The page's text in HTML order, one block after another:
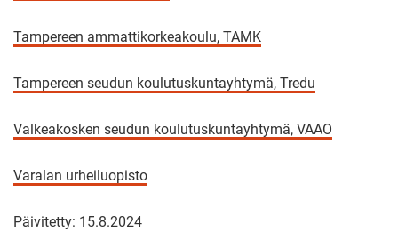
Tampereen ammattikorkeakoulu, TAMK
Tampereen seudun koulutuskuntayhtymä, Tredu
Valkeakosken seudun koulutuskuntayhtymä, VAAO
Varalan urheiluopisto
Päivitetty: 15.8.2024